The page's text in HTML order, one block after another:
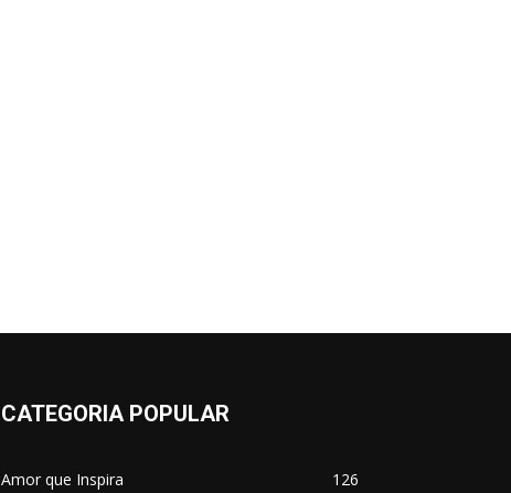
CATEGORIA POPULAR
Amor que Inspira
126